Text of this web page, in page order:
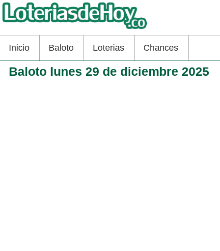
Inicio Baloto Loterias Chances
Baloto lunes 29 de diciembre 2025